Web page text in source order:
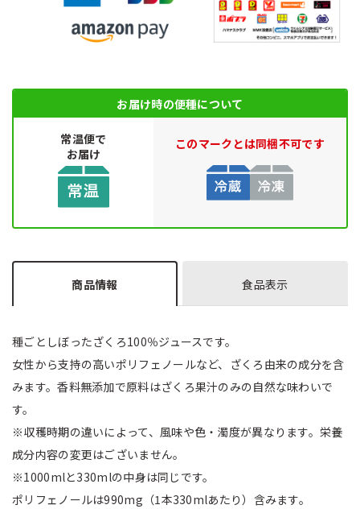
お届け時の便種について
常温便で
お届け
このマークとは同梱不可です
商品情報
種ごとしぼったざくろ100％ジュースです。
女性から支持の高いポリフェノールなど、ざくろ由来の成分を含
みます。香料無添加で原料はざくろ果汁のみの自然な味わいで
す。
※収穫時期の違いによって、風味や色・濁度が異なります。栄養
成分内容の変更はございません。
※1000mlと330mlの中身は同じです。
ポリフェノールは990mg（1本330mlあたり）含みます。
食品表示